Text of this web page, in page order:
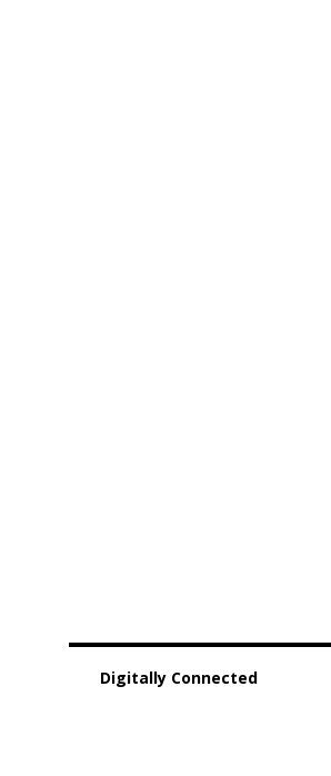
Digitally Connected